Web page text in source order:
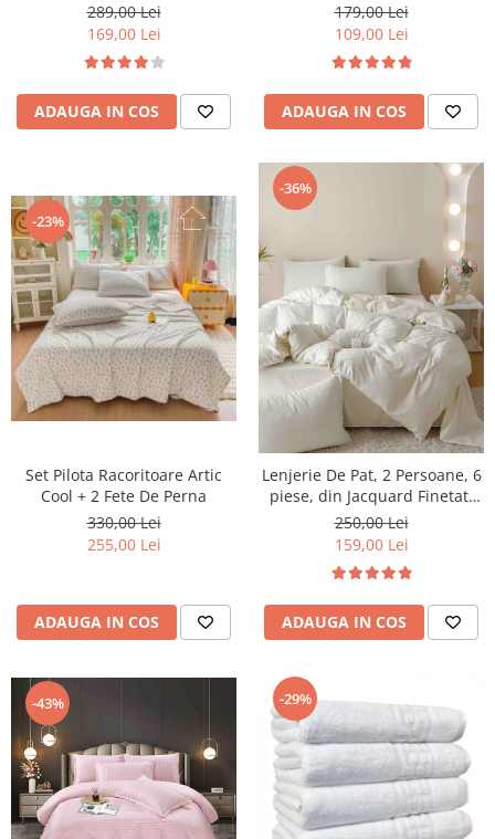
289,00 Lei
169,00 Lei
ADAUGA IN COS
179,00 Lei
109,00 Lei
ADAUGA IN COS
-23%
Set Pilota Racoritoare Artic
Cool + 2 Fete De Perna
330,00 Lei
255,00 Lei
ADAUGA IN COS
-36%
Lenjerie De Pat, 2 Persoane, 6
piese, din Jacquard Finetat,
Crem deschis
250,00 Lei
159,00 Lei
ADAUGA IN COS
-43% -29%